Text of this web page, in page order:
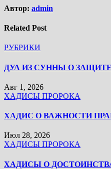
Автор: admin
Related Post
РУБРИКИ
ДУА ИЗ СУННЫ О
Авг 1, 2026
ХАДИСЫ ПРОРОКА
ХАДИС О ВАЖНОСТИ
Июл 28, 2026
ХАДИСЫ ПРОРОКА
ХАДИСЫ О